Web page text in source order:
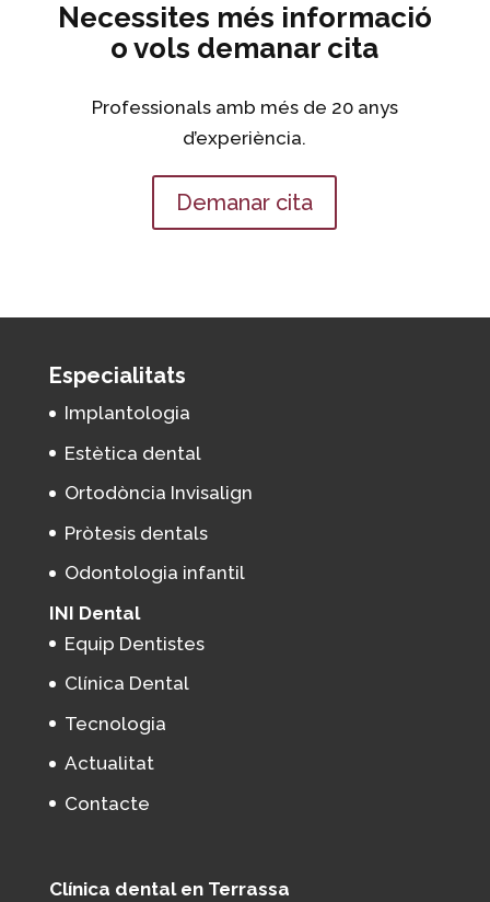
Necessites més informació
o vols demanar cita
Professionals amb més de 20 anys
d’experiència.
Demanar cita
Especialitats
Implantologia
Estètica dental
Ortodòncia Invisalign
Pròtesis dentals
Odontologia infantil
INI Dental
Equip Dentistes
Clínica Dental
Tecnologia
Actualitat
Contacte
Clínica dental en Terrassa